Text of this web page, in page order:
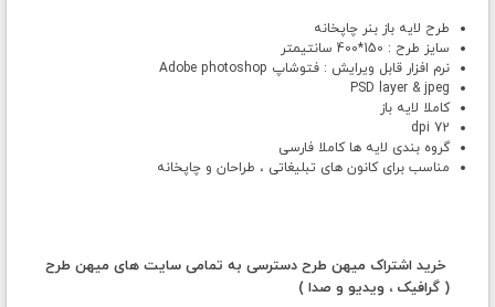
طرح لایه باز بنر چاپخانه
سایز طرح : 150*400 سانتیمتر
نرم افزار قابل ویرایش : فتوشاپ Adobe photoshop
PSD layer & jpeg
کاملا لایه باز
72 dpi
گروه بندی لایه ها کاملا فارسی
مناسب برای کانون های تبلیغاتی ، طراحان و چاپخانه
خرید اشتراک میهن طرح دسترسی به تمامی سایت های میهن طرح
( گرافیک ، ویدیو و صدا )